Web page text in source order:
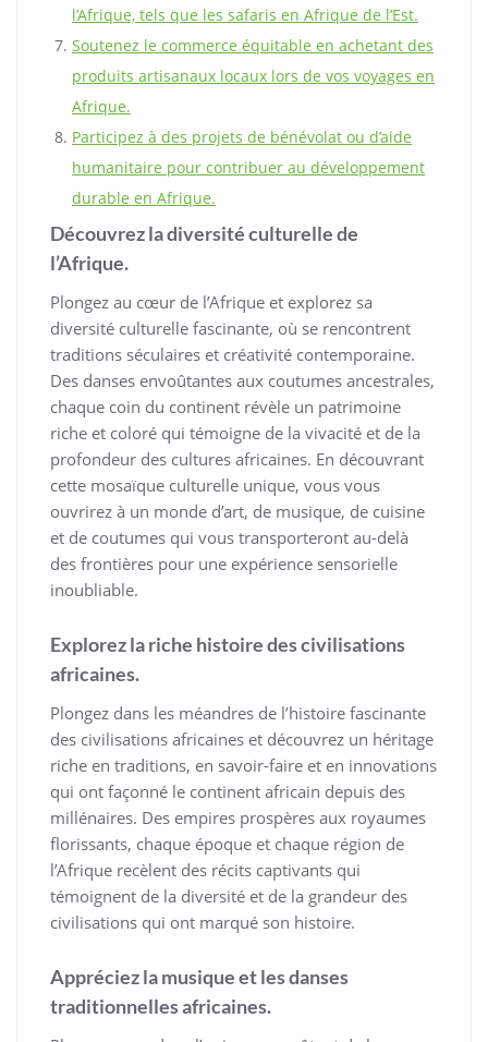
l’Afrique, tels que les safaris en Afrique de l’Est.
Soutenez le commerce équitable en achetant des
produits artisanaux locaux lors de vos voyages en
Afrique.
Participez à des projets de bénévolat ou d’aide
humanitaire pour contribuer au développement
durable en Afrique.
Découvrez la diversité culturelle de
l’Afrique.
Plongez au cœur de l’Afrique et explorez sa
diversité culturelle fascinante, où se rencontrent
traditions séculaires et créativité contemporaine.
Des danses envoûtantes aux coutumes ancestrales,
chaque coin du continent révèle un patrimoine
riche et coloré qui témoigne de la vivacité et de la
profondeur des cultures africaines. En découvrant
cette mosaïque culturelle unique, vous vous
ouvrirez à un monde d’art, de musique, de cuisine
et de coutumes qui vous transporteront au-delà
des frontières pour une expérience sensorielle
inoubliable.
Explorez la riche histoire des civilisations
africaines.
Plongez dans les méandres de l’histoire fascinante
des civilisations africaines et découvrez un héritage
riche en traditions, en savoir-faire et en innovations
qui ont façonné le continent africain depuis des
millénaires. Des empires prospères aux royaumes
florissants, chaque époque et chaque région de
l’Afrique recèlent des récits captivants qui
témoignent de la diversité et de la grandeur des
civilisations qui ont marqué son histoire.
Appréciez la musique et les danses
traditionnelles africaines.